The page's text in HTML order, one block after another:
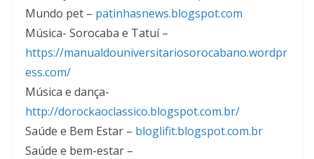
Mundo pet – patinhasnews.blogspot.com
Música- Sorocaba e Tatuí –
https://manualdouniversitariosorocabano.wordpr
ess.com/
Música e dança-
http://dorockaoclassico.blogspot.com.br/
Saúde e Bem Estar – bloglifit.blogspot.com.br
Saúde e bem-estar –